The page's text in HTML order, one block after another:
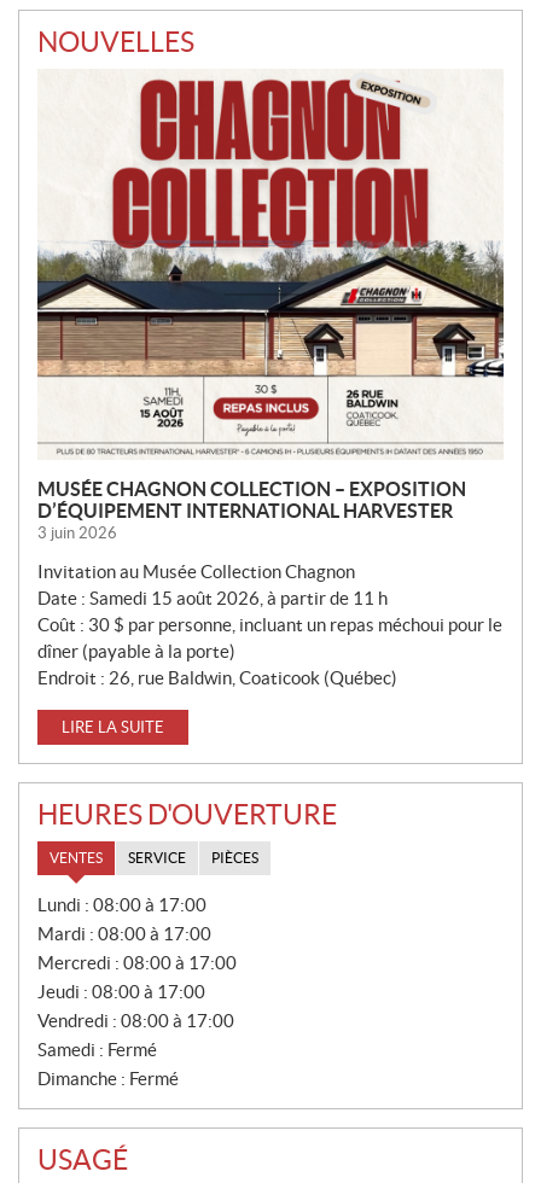
NOUVELLES
MUSÉE CHAGNON COLLECTION – EXPOSITION
D’ÉQUIPEMENT INTERNATIONAL HARVESTER
3 juin 2026
Invitation au Musée Collection Chagnon
Date : Samedi 15 août 2026, à partir de 11 h
Coût : 30 $ par personne, incluant un repas méchoui pour le
dîner (payable à la porte)
Endroit : 26, rue Baldwin, Coaticook (Québec)
LIRE LA SUITE
HEURES D'OUVERTURE
VENTES SERVICE PIÈCES
V
N
T
S
Lundi : 08:00 à 17:00
Mardi : 08:00 à 17:00
Mercredi : 08:00 à 17:00
Jeudi : 08:00 à 17:00
Vendredi : 08:00 à 17:00
Samedi : Fermé
Dimanche : Fermé
USAGÉ